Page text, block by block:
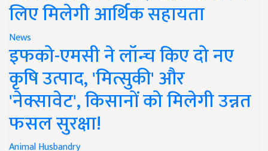
लिए मिलेगी आर्थिक सहायता
News
इफको-एमसी ने लॉन्च किए दो नए
कृषि उत्पाद, 'मित्सुकी' और
'नेक्सावेट', किसानों को मिलेगी उन्नत
फसल सुरक्षा!
Animal Husbandry